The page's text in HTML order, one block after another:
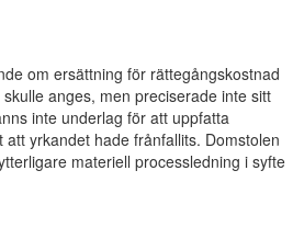
om ersättning för rättegångskostnad
anges, men preciserade inte sitt
inte underlag för att uppfatta
yrkandet hade frånfallits. Domstolen
materiell processledning i syfte